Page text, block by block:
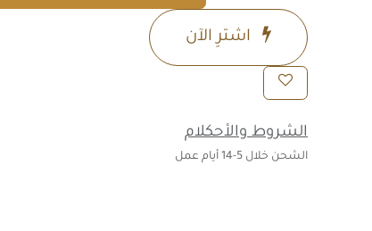
اشترِ الآن
الشروط والأحكلام
الشحن خلال 5-14 أيام عمل